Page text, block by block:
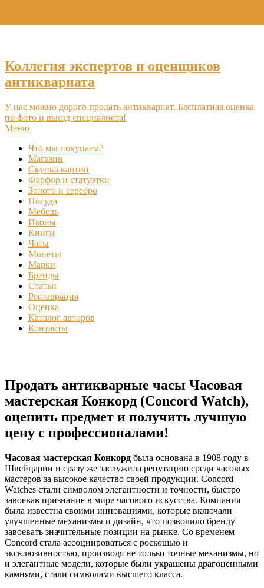
Коллегия экспертов и оценщиков
антиквариата
У нас можно дорого продать антиквариат. Бесплатная оценка
по фото и выезд специалиста!
Меню
Что мы покупаем?
Магазин
Скупка картин
Фарфор и статуэтки
Золото и серебро
Посуда
Мебель
Иконы
Книги
Часы
Монеты
Марки
Бренды
Статьи
Реставрация
Оценка
Каталог авторов
Контакты
Продать антикварные часы Часовая
мастерская Конкорд (Concord Watch),
оценить предмет и получить лучшую
цену с профессионалами!
Часовая мастерская Конкорд была основана в 1908 году в
Швейцарии и сразу же заслужила репутацию среди часовых
мастеров за высокое качество своей продукции. Concord
Watches стали символом элегантности и точности, быстро
завоевав признание в мире часового искусства. Компания
была известна своими инновациями, которые включали
улучшенные механизмы и дизайн, что позволило бренду
завоевать значительные позиции на рынке. Со временем
Concord стала ассоциироваться с роскошью и
эксклюзивностью, производя не только точные механизмы, но
и элегантные модели, которые были украшены драгоценными
камнями, стали символами высшего класса.